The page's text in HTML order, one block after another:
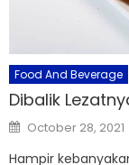
Food And Beverage
Dibalik
Posted
on
October 28, 2021
Hampir